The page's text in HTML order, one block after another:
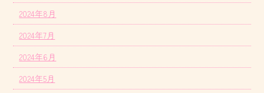
2024年8月
2024年7月
2024年6月
2024年5月